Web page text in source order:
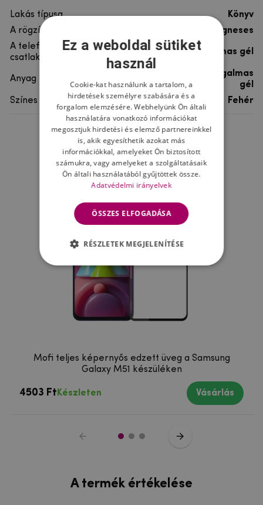
Lakás típusa
Könyv
A rögzítés típusa
Mágneses
A telefon
csatlakoztatása
rugalmas gél
Anyag
szintetikus bőr, rugalmas
gél
Színes
Fehér
Ne felejtsd el
Mofi teljes képernyős edzett üveg a Samsung
Galaxy M51 készüléken
4503 Ft Készleten Vásárlás
A termék értékelése
Ez a weboldal sütiket
használ
Cookie-kat használunk a tartalom, a
hirdetések személyre szabására és a
forgalom elemzésére. Webhelyünk Ön általi
használatára vonatkozó információkat
megosztjuk hirdetési és elemző partnereinkkel
is, akik egyesíthetik azokat más
információkkal, amelyeket Ön biztosított
számukra, vagy amelyeket a szolgáltatásaik
Ön általi használatából gyűjtöttek össze.
Adatvédelmi irányelvek
ÖSSZES ELFOGADÁSA
RÉSZLETEK MEGJELENÍTÉSE